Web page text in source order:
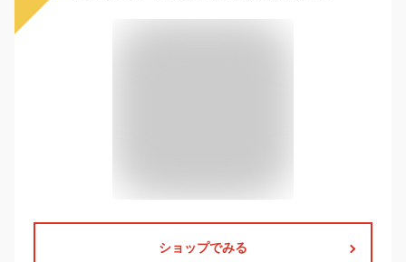
ショップでみる